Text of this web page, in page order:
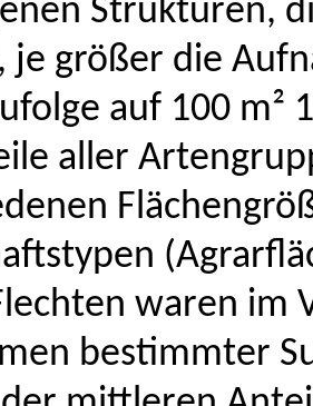
Strukturen,
je größer die
auf 100 m²
aller
waren im
bestimmter